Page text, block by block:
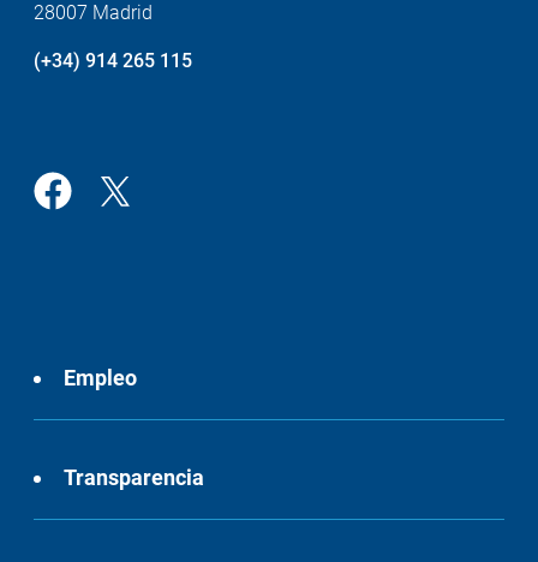
28007 Madrid
(+34) 914 265 115
Empleo
Transparencia